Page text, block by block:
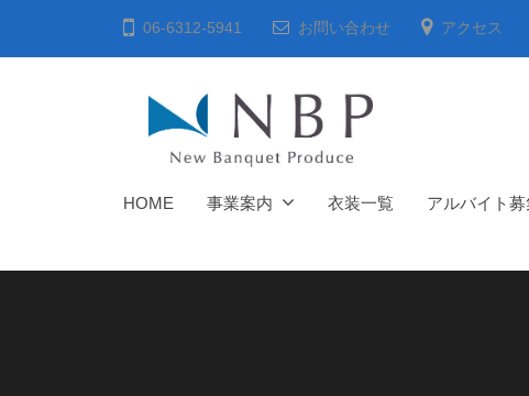
06-6312-5941 お問い合わせ アクセス
HOME 事業案内 衣装一覧 アルバイト
社
ニ